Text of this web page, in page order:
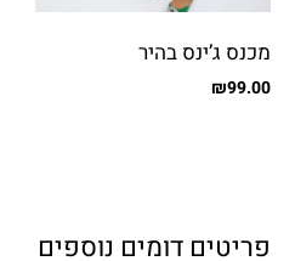
מכנס ג’ינס בהיר
₪99.00
פריטים דומים נוספים